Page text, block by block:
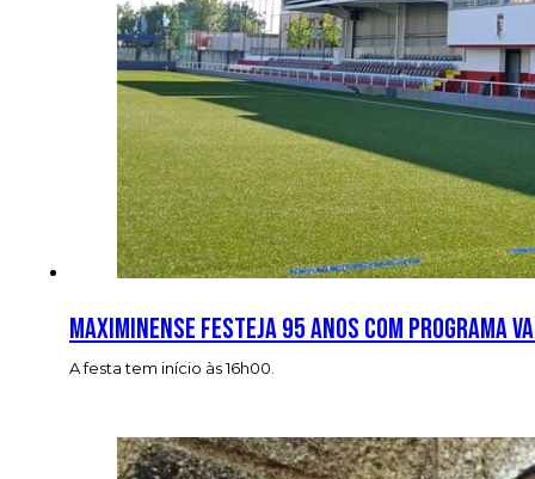
Maximinense festeja 95 anos com programa
A festa tem início às 16h00.